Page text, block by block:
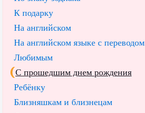
К подарку
На английском
На английском языке с переводом
Любимым
С прошедшим днем рождения
Ребёнку
Близняшкам и близнецам